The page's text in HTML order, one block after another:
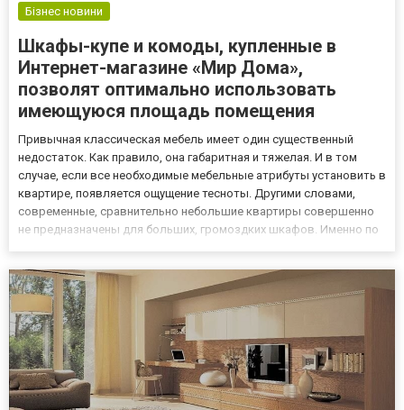
Бізнес новини
Шкафы-купе и комоды, купленные в
Интернет-магазине «Мир Дома»,
позволят оптимально использовать
имеющуюся площадь помещения
Привычная классическая мебель имеет один существенный
недостаток. Как правило, она габаритная и тяжелая. И в том
случае, если все необходимые мебельные атрибуты установить в
квартире, появляется ощущение тесноты. Другими словами,
современные, сравнительно небольшие квартиры совершенно
не предназначены для больших, громоздких шкафов. Именно по
раздвижн...